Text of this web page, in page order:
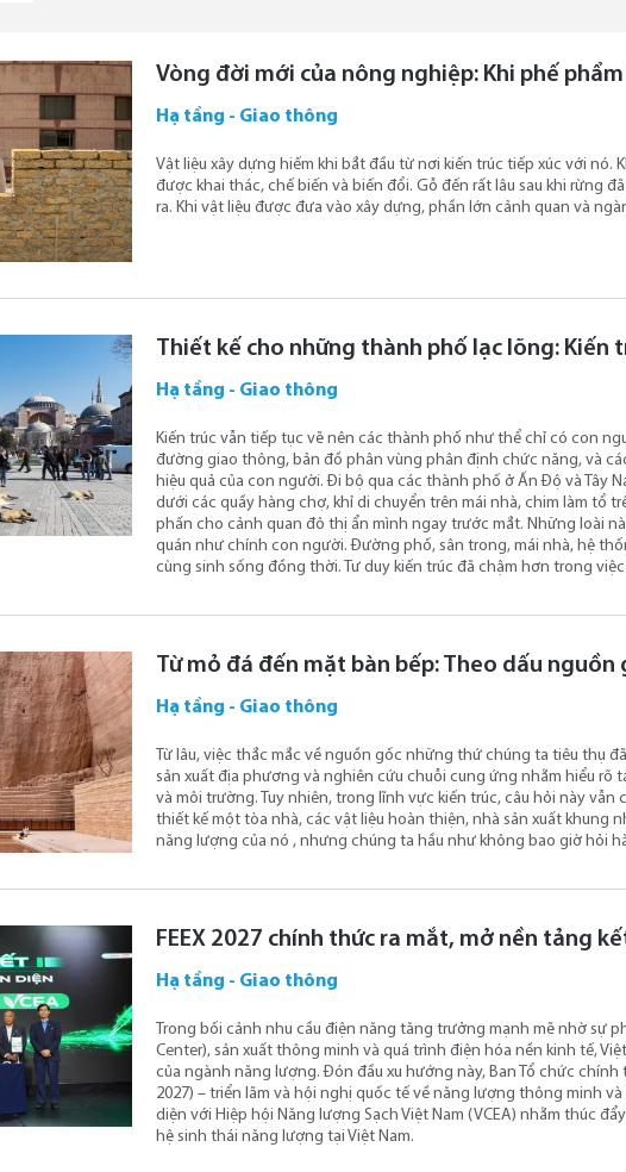
Vòng đời mới của nông nghiệp: Khi phế
Hạ tầng - Giao thông
Vật liệu xây dựng hiếm khi bắt đầu từ nơi kiến ​​trúc tiếp xúc với
được khai thác, chế biến và biến đổi. Gỗ đến rất lâu sau khi rừng
ra. Khi vật liệu được đưa vào xây dựng, phần lớn cảnh quan và
Thiết kế cho những thành phố lạc lõng: Kiến
Hạ tầng - Giao thông
Kiến trúc vẫn tiếp tục vẽ nên các thành phố như thể chỉ có con
đường giao thông, bản đồ phân vùng phân định chức năng, và
hiệu quả của con người. Đi bộ qua các thành phố ở Ấn Độ và Tây
dưới các quầy hàng chợ, khỉ di chuyển trên mái nhà, chim làm tổ
phấn cho cảnh quan đô thị ẩn mình ngay trước mắt. Những loài
quán như chính con người. Đường phố, sân trong, mái nhà, hệ
cùng sinh sống đồng thời. Tư duy kiến ​​trúc đã chậm hơn trong
Từ mỏ đá đến mặt bàn bếp: Theo dấu
Hạ tầng - Giao thông
Từ lâu, việc thắc mắc về nguồn gốc những thứ chúng ta tiêu thụ
sản xuất địa phương và nghiên cứu chuỗi cung ứng nhằm hiểu
và môi trường. Tuy nhiên, trong lĩnh vực kiến ​​trúc, câu hỏi này
thiết kế một tòa nhà, các vật liệu hoàn thiện, nhà sản xuất khung
năng lượng của nó , nhưng chúng ta hầu như không bao giờ hỏi
FEEX 2027 chính thức ra mắt, mở nền tảng
Hạ tầng - Giao thông
Trong bối cảnh nhu cầu điện năng tăng trưởng mạnh mẽ nhờ sự
Center), sản xuất thông minh và quá trình điện hóa nền kinh tế,
của ngành năng lượng. Đón đầu xu hướng này, Ban Tổ chức chính
2027) – triển lãm và hội nghị quốc tế về năng lượng thông minh
diện với Hiệp hội Năng lượng Sạch Việt Nam (VCEA) nhằm thúc
hệ sinh thái năng lượng tại Việt Nam.